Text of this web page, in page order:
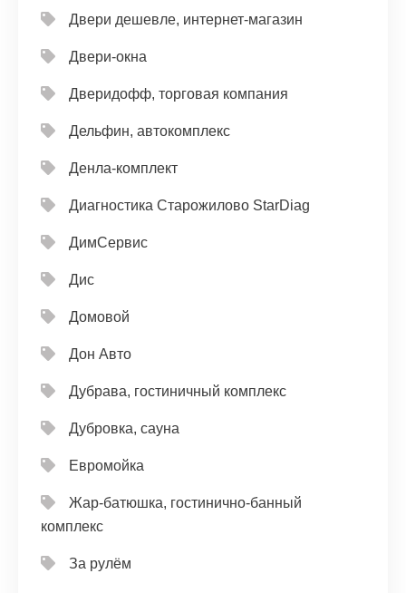
Двери дешевле, интернет-магазин
Двери-окна
Дверидофф, торговая компания
Дельфин, автокомплекс
Денла-комплект
Диагностика Старожилово StarDiag
ДимСервис
Дис
Домовой
Дон Авто
Дубрава, гостиничный комплекс
Дубровка, сауна
Евромойка
Жар-батюшка, гостинично-банный
комплекс
За рулём